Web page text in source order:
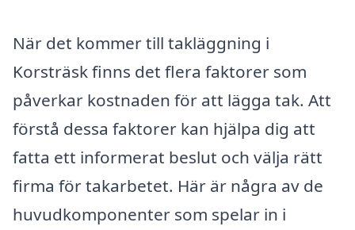
När det kommer till takläggning i
Korsträsk finns det flera faktorer som
påverkar kostnaden för att lägga tak. Att
förstå dessa faktorer kan hjälpa dig att
fatta ett informerat beslut och välja rätt
firma för takarbetet. Här är några av de
huvudkomponenter som spelar in i